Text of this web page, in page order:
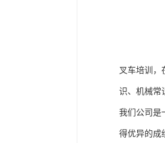
叉车培训，
识、机械常
我们公司是
得优异的成